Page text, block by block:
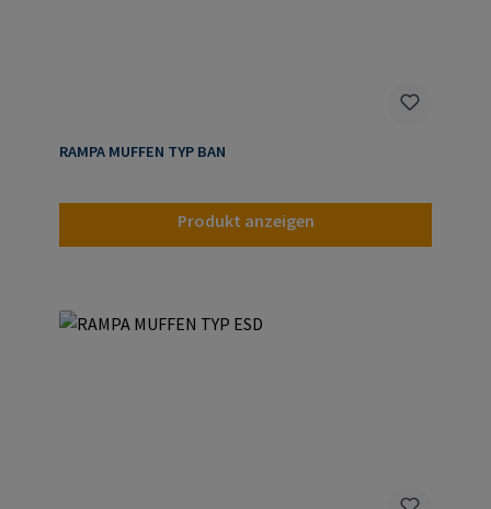
RAMPA MUFFEN TYP BAN
Produkt anzeigen